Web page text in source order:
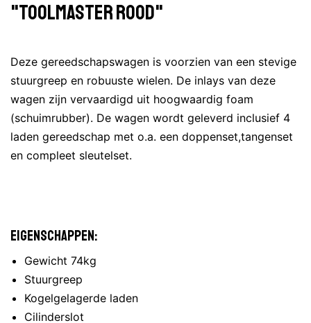
"Toolmaster rood"
Deze gereedschapswagen is voorzien van een stevige
stuurgreep en robuuste wielen. De inlays van deze
wagen zijn vervaardigd uit hoogwaardig foam
(schuimrubber). De wagen wordt geleverd inclusief 4
laden gereedschap met o.a. een doppenset,tangenset
en compleet sleutelset.
Eigenschappen:
Gewicht 74kg
Stuurgreep
Kogelgelagerde laden
Cilinderslot